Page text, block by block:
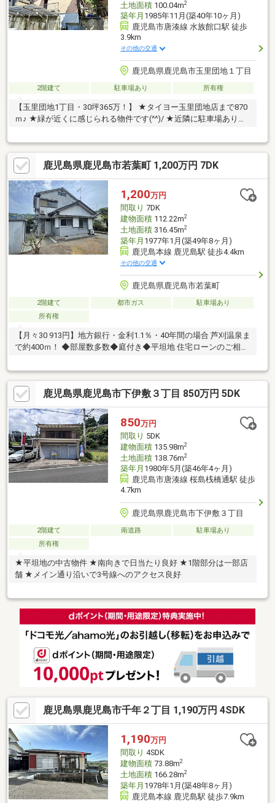
土地面積100.04m2
築年月 1985年11月(築40年10ヶ月)
鹿児島市唐湊線 水族館口駅 徒歩
3.9km
その他の交通
鹿児島県鹿児島市玉里団地１丁目
2階建て 駐車場あり 所有権
【玉里団地1丁目・30坪365万！】 ★タイヨー玉里団地店まで870
ｍ♪ ★緑が近くに感じられる物件です(^^)/ ★近隣に駐車場ありま
鹿児島県鹿児島市若葉町 1,200万円 7DK
1,200万円
間取り 7DK
建物面積112.22m2
土地面積316.45m2
築年月 1977年1月(築49年8ヶ月)
鹿児島本線 鹿児島駅 徒歩4.4km
その他の交通
鹿児島県鹿児島市若葉町
2階建て 都市ガス
駐車場あり
所有権
【月々30 913円】地方銀行・金利1.1％・40年間の場合 芦刈温泉ま
で約400ｍ！ ◆部屋数多数◆庭付き◆平坦地 住宅ローンのご相談
鹿児島県鹿児島市下伊敷３丁目 850万円 5DK
850万円
間取り 5DK
建物面積135.98m2
土地面積138.76m2
築年月 1980年5月(築46年4ヶ月)
鹿児島市唐湊線 桜島桟橋通駅 徒歩
4.7km
鹿児島県鹿児島市下伊敷３丁目
2階建て 南道路
駐車場あり
所有権
★平坦地の中古物件 ★南向きで日当たり良好 ★1階部分は一部店
舗 ★メイン通り沿いで3号線へのアクセス良好
鹿児島県鹿児島市千年２丁目 1,190万円 4SDK
1,190万円
間取り 4SDK
建物面積73.88m2
土地面積166.28m2
築年月 1978年1月(築48年8ヶ月)
鹿児島本線 鹿児島駅 徒歩7.9km